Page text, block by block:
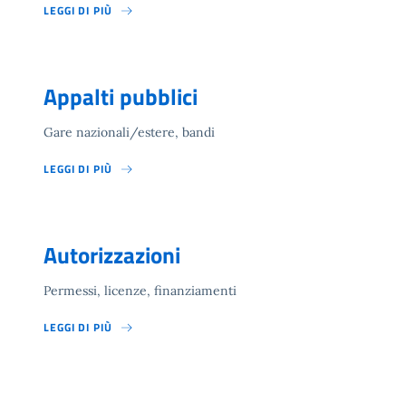
LEGGI DI PIÙ
Appalti pubblici
Gare nazionali/estere, bandi
LEGGI DI PIÙ
Autorizzazioni
Permessi, licenze, finanziamenti
LEGGI DI PIÙ